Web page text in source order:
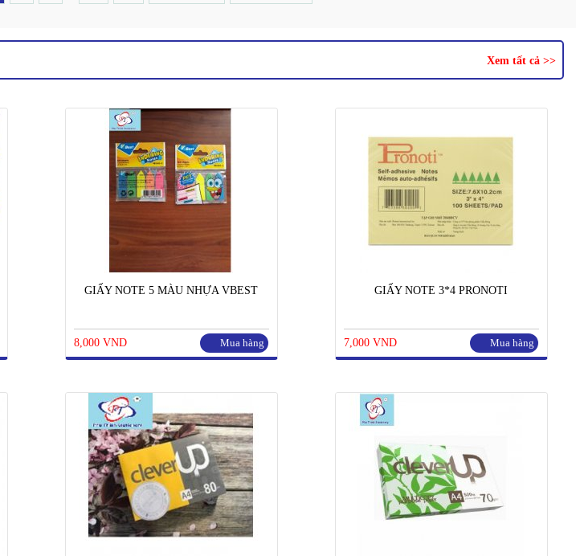
Xem tất cả >>
GIẤY NOTE 5 MÀU NHỰA VBEST
8,000 VND Mua hàng
GIẤY NOTE 3*4 PRONOTI
7,000 VND Mua hàng